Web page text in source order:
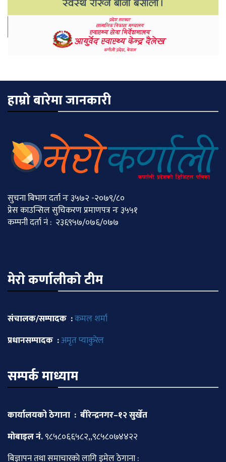
हाम्रो बारेमा जानकारी
सुचना बिभाग दर्ता नः ३५७२ -२०७९/८०
प्रेस काउन्सिल सुचिकरण प्रमाणपत्र नः ३५५१
कम्पनी दर्ता नं : २३६९५७/०७६/०७७
मेराे कर्णालीकाे टीम
संचालक/सम्पादक :कमल शर्मा
प्रधानसम्पादक :अमृत प्याकुरेल
सम्पर्क माध्याम
कार्यालयको ठेगाना : बीरेन्द्रनगर–१२ सुर्खेत
माेबाइल नं.९८५८०६६५८२,,९८५८०७४४२२
बिज्ञापन तथा समाचारकाे लागि इमेल ठेगाना :